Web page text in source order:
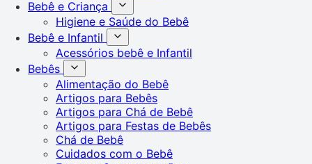
Bebê e Criança
Higiene e Saúde do Bebê
Bebê e Infantil
Acessórios bebê e Infantil
Bebês
Alimentação do Bebê
Artigos para Bebês
Artigos para Chá de Bebê
Artigos para Festas de Bebês
Chá de Bebê
Cuidados com o Bebê